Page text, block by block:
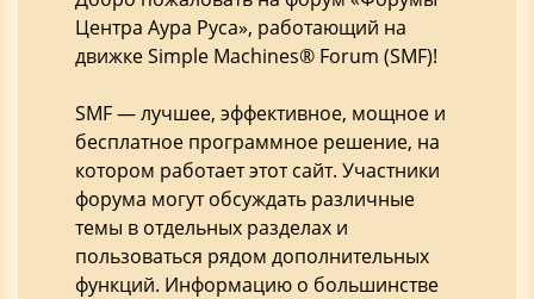
Центра Аура Руса», работающий на
движке Simple Machines® Forum (SMF)!
SMF — лучшее, эффективное, мощное и
бесплатное программное решение, на
котором работает этот сайт. Участники
форума могут обсуждать различные
темы в отдельных разделах и
пользоваться рядом дополнительных
функций. Информацию о большинстве